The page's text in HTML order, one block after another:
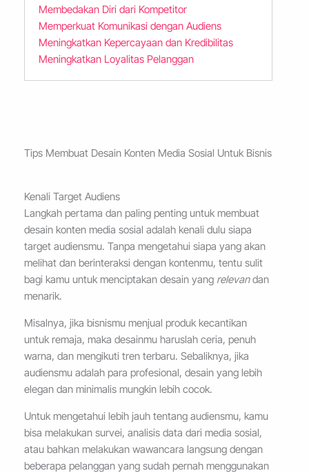
Membedakan Diri dari Kompetitor
Memperkuat Komunikasi dengan Audiens
Meningkatkan Kepercayaan dan Kredibilitas
Meningkatkan Loyalitas Pelanggan
Tips Membuat Desain Konten Media Sosial Untuk Bisnis
Kenali Target Audiens
Langkah pertama dan paling penting untuk membuat
desain konten media sosial adalah kenali dulu siapa
target audiensmu. Tanpa mengetahui siapa yang akan
melihat dan berinteraksi dengan kontenmu, tentu sulit
bagi kamu untuk menciptakan desain yang relevandan
menarik.
Misalnya, jika bisnismu menjual produk kecantikan
untuk remaja, maka desainmu haruslah ceria, penuh
warna, dan mengikuti tren terbaru. Sebaliknya, jika
audiensmu adalah para profesional, desain yang lebih
elegan dan minimalis mungkin lebih cocok.
Untuk mengetahui lebih jauh tentang audiensmu, kamu
bisa melakukan survei, analisis data dari media sosial,
atau bahkan melakukan wawancara langsung dengan
beberapa pelanggan yang sudah pernah menggunakan